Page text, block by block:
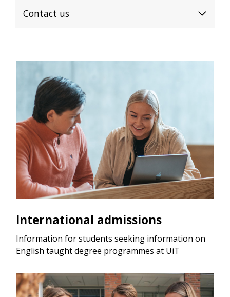
Contact us
International admissions
Information for students seeking information on
English taught degree programmes at UiT